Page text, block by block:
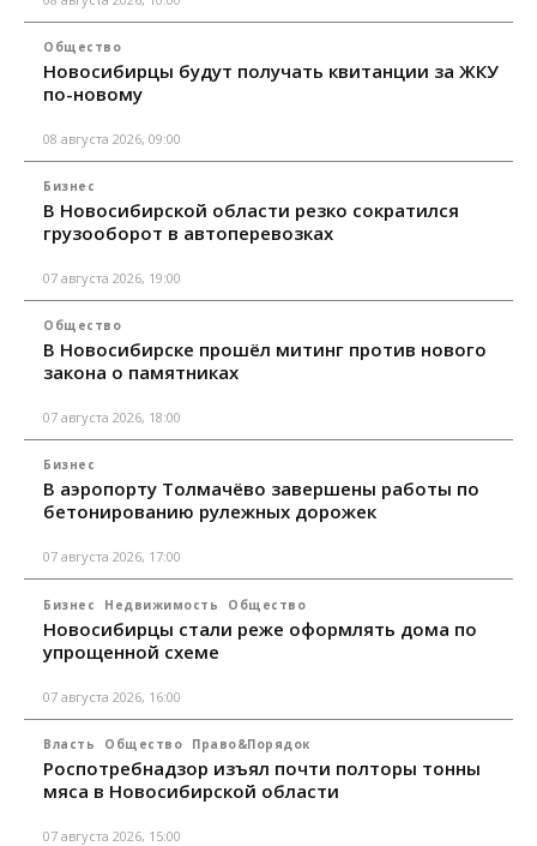
Общество
Новосибирцы будут получать квитанции за ЖКУ
по-новому
08 августа 2026, 09:00
Бизнес
В Новосибирской области резко сократился
грузооборот в автоперевозках
07 августа 2026, 19:00
Общество
В Новосибирске прошёл митинг против нового
закона о памятниках
07 августа 2026, 18:00
Бизнес
В аэропорту Толмачёво завершены работы по
бетонированию рулежных дорожек
07 августа 2026, 17:00
Бизнес Недвижимость Общество
Новосибирцы стали реже оформлять дома по
упрощенной схеме
07 августа 2026, 16:00
Власть Общество Право&Порядок
Роспотребнадзор изъял почти полторы тонны
мяса в Новосибирской области
07 августа 2026, 15:00